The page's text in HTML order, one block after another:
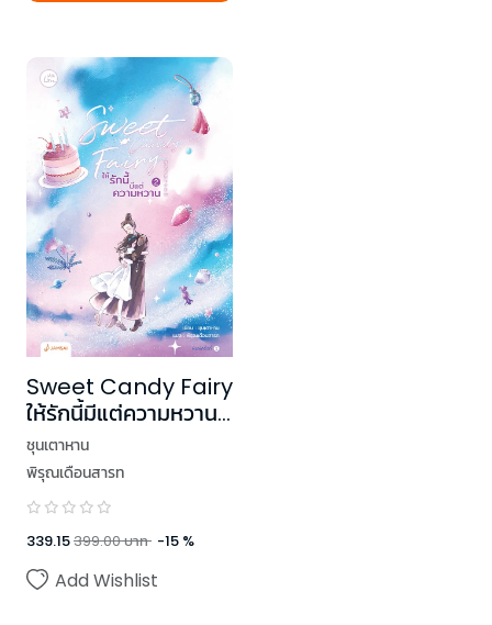
Sweet Candy Fairy
ให้รักนี้มีแต่ความหวาน
เล่ม 2
ชุนเตาหาน
พิรุณเดือนสารท
339.15399.00บาท -15 %
Add Wishlist